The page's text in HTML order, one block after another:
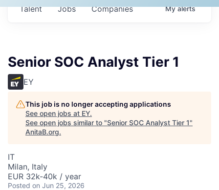
Jobs Companies
Talent Myalerts
Senior SOC Analyst Tier 1
EY
This job is no longer accepting applications
See open jobs at EY.
See open jobs similar to "Senior SOC Analyst Tier 1"
AnitaB.org.
IT
Milan, Italy
EUR 32k-40k / year
Posted on Jun 25, 2026